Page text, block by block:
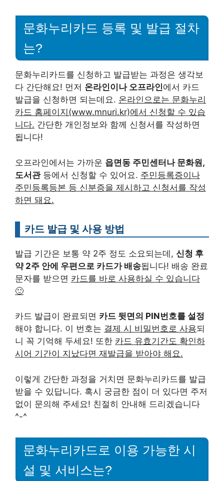
문화누리카드 등록 및 발급 절차
는?
문화누리카드를 신청하고 발급받는 과정은 생각보
다 간단해요! 먼저 온라인이나 오프라인에서 카드
발급을 신청하면 되는데요. 온라인으로는 문화누리
카드 홈페이지(www.mnuri.kr)에서 신청할 수 있습
니다. 간단한 개인정보와 함께 신청서를 작성하면
됩니다!
오프라인에서는 가까운 읍면동 주민센터나 문화원,
도서관등에서 신청할 수 있어요. 주민등록증이나
주민등록등본 등 신분증을 제시하고 신청서를 작성
하면 돼요.
카드 발급 및 사용 방법
발급 기간은 보통 약 2주 정도 소요되는데, 신청 후
약 2주 안에 우편으로 카드가 배송됩니다! 배송 완료
문자를 받으면 카드를 바로 사용하실 수 있습니다
🙂
카드 발급이 완료되면 카드 뒷면의 PIN번호를 설정
해야 합니다. 이 번호는 결제 시 비밀번호로 사용되
니 꼭 기억해 두세요! 또한 카드 유효기간도 확인하
시어 기간이 지났다면 재발급을 받아야 해요.
이렇게 간단한 과정을 거치면 문화누리카드를 발급
받을 수 있답니다. 혹시 궁금한 점이 더 있다면 주저
없이 문의해 주세요! 친절히 안내해 드리겠습니다
^-^
문화누리카드로 이용 가능한 시
설 및 서비스는?